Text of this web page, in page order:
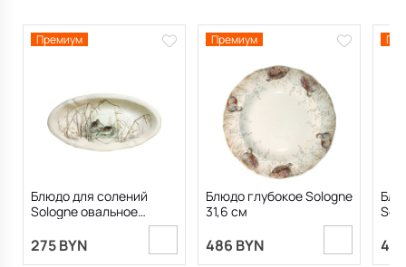
Премиум
Блюдо для солений
Sologne овальное
275 BYN
Премиум
Блюдо глубокое Sologne
31,6 см
486 BYN